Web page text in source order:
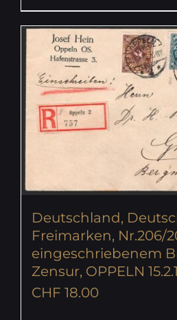
Deutschland,
Freimarken, Nr.206/
eingeschriebenem
Zensur, OPPELN
CHF 18.00